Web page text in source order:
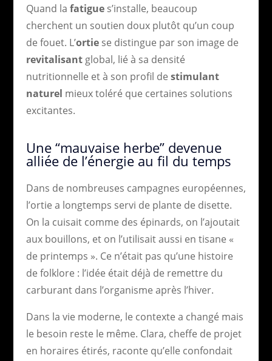
Quand la fatigues’installe, beaucoup
cherchent un soutien doux plutôt qu’un coup
de fouet. L’ortiese distingue par son image de
revitalisantglobal, lié à sa densité
nutritionnelle et à son profil de stimulant
naturel mieux toléré que certaines solutions
excitantes.
Une “mauvaise herbe” devenue
alliée de l’énergie au fil du temps
Dans de nombreuses campagnes européennes,
l’ortie a longtemps servi de plante de disette.
On la cuisait comme des épinards, on l’ajoutait
aux bouillons, et on l’utilisait aussi en tisane «
de printemps ». Ce n’était pas qu’une histoire
de folklore : l’idée était déjà de remettre du
carburant dans l’organisme après l’hiver.
Dans la vie moderne, le contexte a changé mais
le besoin reste le même. Clara, cheffe de projet
en horaires étirés, raconte qu’elle confondait